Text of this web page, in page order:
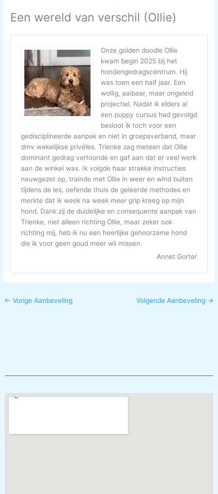
Een wereld van verschil (Ollie)
Onze golden doodle Ollie
kwam begin 2025 bij het
hondengedragscentrum. Hij
was toen een half jaar. Een
wollig, aaibaar, maar ongeleid
projectiel. Nadat ik elders al
een puppy cursus had gevolgd
besloot ik toch voor een
gedisciplineerde aanpak en niet in groepsverband, maar
dmv wekelijkse privéles. Trienke zag meteen dat Ollie
dominant gedrag vertoonde en gaf aan dat er veel werk
aan de winkel was. Ik volgde haar strakke instructies
nauwgezet op, trainde met Ollie in weer en wind buiten
tijdens de les, oefende thuis de geleerde methodes en
merkte dat ik week na week meer grip kreeg op mijn
hond. Dank zij de duidelijke en consequente aanpak van
Trienke, niet alleen richting Ollie, maar zeker ook
richting mij, heb ik nu een heerlijke gehoorzame hond
die ik voor geen goud meer wil missen.
Annet Gorter
← Vorige Aanbeveling Volgende Aanbeveling →